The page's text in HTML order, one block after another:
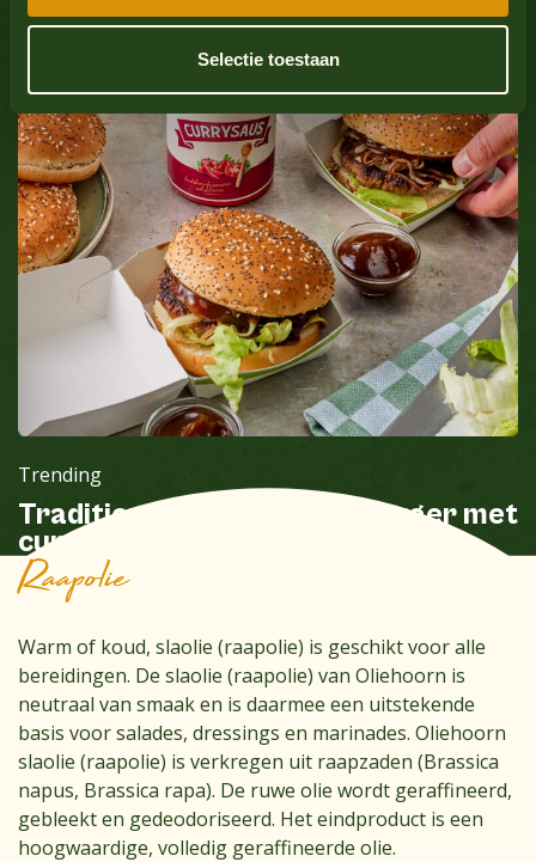
Selectie toestaan
Trending
Traditioneel broodje hamburger met
currysaus
Raapolie
Warm of koud, slaolie (raapolie) is geschikt voor alle
bereidingen. De slaolie (raapolie) van Oliehoorn is
neutraal van smaak en is daarmee een uitstekende
basis voor salades, dressings en marinades. Oliehoorn
slaolie (raapolie) is verkregen uit raapzaden (Brassica
napus, Brassica rapa). De ruwe olie wordt geraffineerd,
gebleekt en gedeodoriseerd. Het eindproduct is een
hoogwaardige, volledig geraffineerde olie.
Nee
Bekijk alle producten
Bekijk alle producten